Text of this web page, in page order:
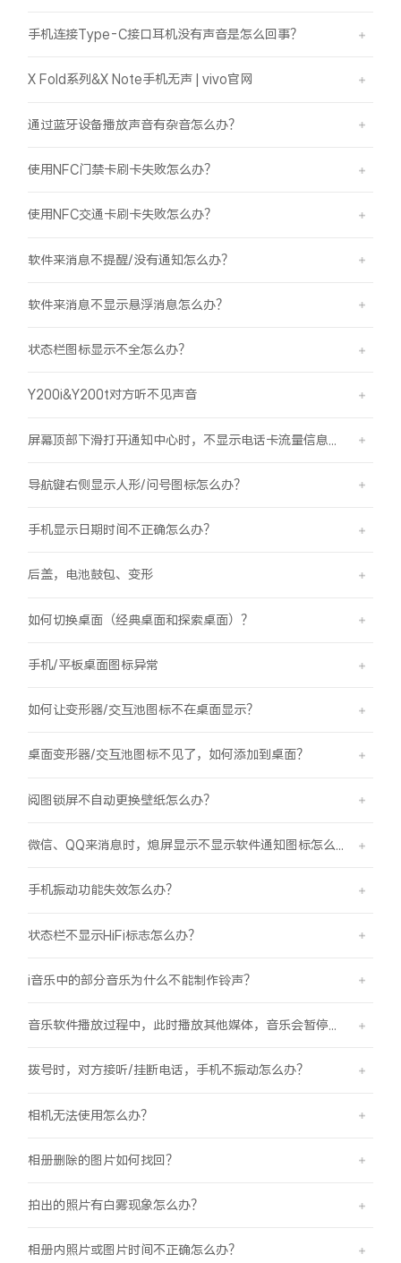
手机连接Type-C接口耳机没有声音是怎么回事？
X Fold系列&X Note手机无声 | vivo官网
通过蓝牙设备播放声音有杂音怎么办？
使用NFC门禁卡刷卡失败怎么办？
使用NFC交通卡刷卡失败怎么办？
软件来消息不提醒/没有通知怎么办？
软件来消息不显示悬浮消息怎么办？
状态栏图标显示不全怎么办？
Y200i&Y200t对方听不见声音
导航键右侧显示人形/问号图标怎么办？
手机显示日期时间不正确怎么办？
后盖，电池鼓包、变形
如何切换桌面（经典桌面和探索桌面）？
手机/平板桌面图标异常
如何让变形器/交互池图标不在桌面显示？
桌面变形器/交互池图标不见了，如何添加到桌面？
阅图锁屏不自动更换壁纸怎么办？
手机振动功能失效怎么办？
状态栏不显示HiFi标志怎么办？
i音乐中的部分音乐为什么不能制作铃声？
拨号时，对方接听/挂断电话，手机不振动怎么办？
相机无法使用怎么办？
相册删除的图片如何找回？
拍出的照片有白雾现象怎么办？
相册内照片或图片时间不正确怎么办？